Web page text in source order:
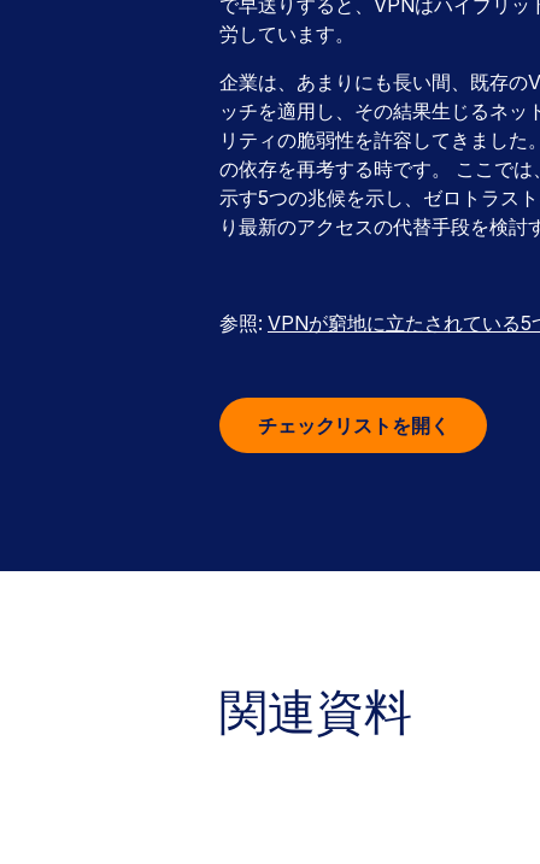
で早送りすると、VPNはハイブリ
労しています。
企業は、あまりにも長い間、既存の
ッチを適用し、その結果生じるネ
リティの脆弱性を許容してきまし
の依存を再考する時です。 ここで
示す5つの兆候を示し、ゼロトラス
り最新のアクセスの代替手段を検討
参照: VPNが窮地に立たされている
チェックリストを開く
関連資料